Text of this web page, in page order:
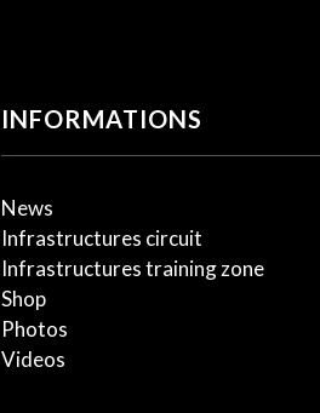
INFORMATIONS
News
Infrastructures circuit
Infrastructures training zone
Shop
Photos
Videos